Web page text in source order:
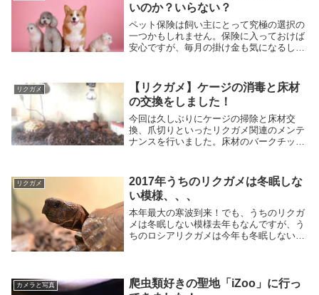
いのか？いらない？
ペット保険は飼い主にとって究極の選択の
一つかもしれません。保険に入っておけば
安心ですが、毎月の掛け金も気になるし、
らよく考えて加入する、しないを決めたい
ですよね。
リクガメ
【リクガメ】ケージの消毒と床材
の交換をしました！
今回は久しぶりにケージの掃除と床材交
換、爪切りといったリクガメ関連のメンテ
ナンスを行いました。床材のバークチップ
リクガメ
2017年うちのリクガメは冬眠しな
い模様、、、
本年最大の寒波到来！でも、うちのリクガ
メは冬眠しない模様去年もなんですが、う
ちのロシアリクガメは今年も冬眠しない模
い感じ...
カメラと写真
爬虫類好きの聖地「iZoo」に行っ